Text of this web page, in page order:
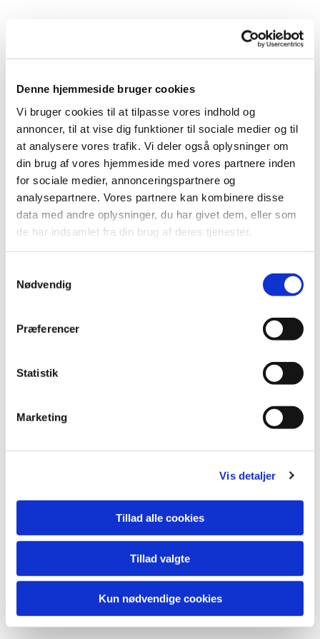
Denne hjemmeside bruger cookies
Vi bruger cookies til at tilpasse vores indhold og
annoncer, til at vise dig funktioner til sociale medier og til
at analysere vores trafik. Vi deler også oplysninger om
din brug af vores hjemmeside med vores partnere inden
for sociale medier, annonceringspartnere og
analysepartnere. Vores partnere kan kombinere disse
data med andre oplysninger, du har givet dem, eller som
de har indsamlet fra din brug af deres tjenester.
Nødvendig
Præferencer
Statistik
Marketing
Vis detaljer
Tillad alle cookies
Tillad valgte
Kun nødvendige cookies
Du vil måske også kunne